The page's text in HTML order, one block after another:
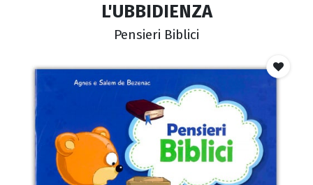
L'UBBIDIENZA
Pensieri Biblici